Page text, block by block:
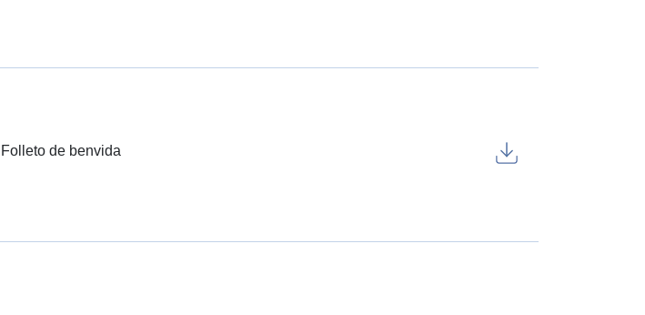
Folleto de benvida